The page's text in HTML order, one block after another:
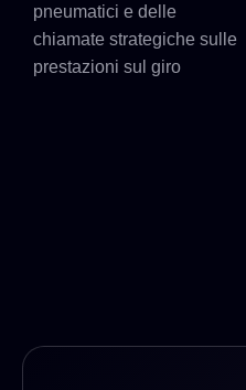
pneumatici e delle
chiamate strategiche sulle
prestazioni sul giro